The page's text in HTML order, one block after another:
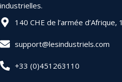
industrielles.
140 CHE de l’armée
support@lesindustriels.com
+33 (0)451263110